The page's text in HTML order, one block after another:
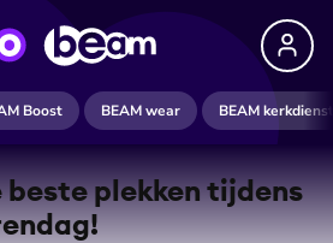
Boost BEAM wear BEAM kerkdienst
beste plekken tijdens